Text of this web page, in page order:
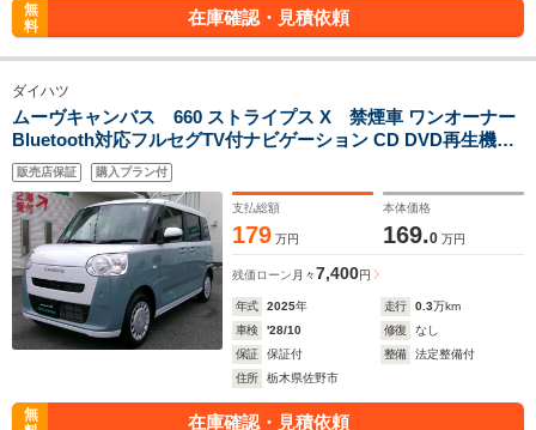
無
料
在庫確認・見積依頼
ダイハツ
ムーヴキャンバス 660 ストライプス X 禁煙車 ワンオーナー
Bluetooth対応フルセグTV付ナビゲーション CD DVD再生機能
付 USBポート 両側パワースライドドア スマートアシスト オー
トハイビーム オートエアエコン
販売店保証 購入プラン付
支払総額
179 万円
本体価格
169.0 万円
残価ローン 月々7,400円
年式 2025年 走行 0.3万km
車検
'28/10 修復
なし
保証
保証付 整備
法定整備付
住所
栃木県佐野市
無
在庫確認・見積依頼